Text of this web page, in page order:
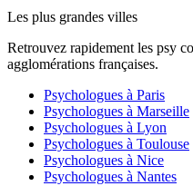
Les plus grandes villes
Retrouvez rapidement les psy
agglomérations françaises.
Psychologues à Paris
Psychologues à Marseille
Psychologues à Lyon
Psychologues à Toulouse
Psychologues à Nice
Psychologues à Nantes